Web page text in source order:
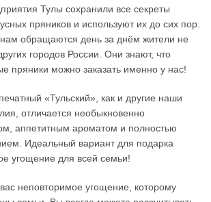
Тулы сохранили все секреты
пряников и используют их до сих пор.
обращаются день за днём жители не
городов России. Они знают, что
пряники можно заказать именно у нас!
«Тульский», как и другие наши
отличается необыкновенно
аппетитным ароматом и полностью
Идеальный вариант для подарка
угощение для всей семьи!
неповторимое угощение, которому